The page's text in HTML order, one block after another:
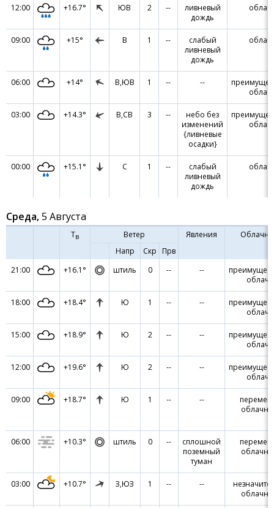
12:00 +16.7° ЮВ 2 --
ливневый
дождь
09:00 +15° В 1 --
слабый
ливневый
дождь
06:00 +14° В,ЮВ 1 -- --
03:00 +14.3° В,СВ 3 --
небо без
изменений
{ливневые
осадки}
00:00 +15.1° С 1 --
слабый
ливневый
дождь
Среда,5 Августа
Тв Ветер Явления
Напр
Скр Прв
21:00
+16.1° штиль 0 -- --
18:00 +18.4° Ю 1 -- --
15:00 +18.9° Ю 2 -- --
12:00 +19.6° Ю 2 -- --
09:00 +18.7° Ю 1 -- --
06:00 +10.3° штиль 0 --
сплошной
поземный
туман
03:00 +10.7° З,ЮЗ 1 -- --